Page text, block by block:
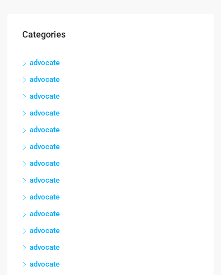
Categories
advocate
advocate
advocate
advocate
advocate
advocate
advocate
advocate
advocate
advocate
advocate
advocate
advocate